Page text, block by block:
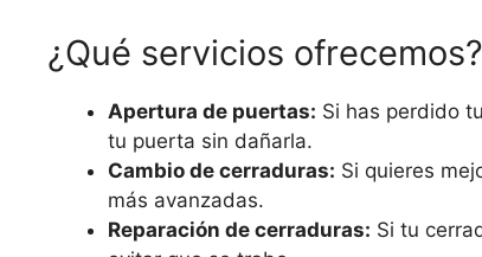
¿Qué servicios ofrecemos?
Apertura de puertas: Si has perdido
tu puerta sin dañarla.
Cambio de cerraduras: Si quieres
más avanzadas.
Reparación de cerraduras: Si tu